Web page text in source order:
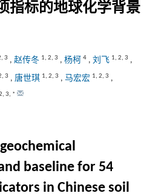
指标的地球化学背景
, 3 , 赵传冬 1, 2, 3 , 杨柯 4, 刘飞 1, 2, 3 ,
, 3 , 唐世琪 1, 2, 3 , 马宏宏 1, 2, 3 ,
, 3, *
baseline for 54
in Chinese soil